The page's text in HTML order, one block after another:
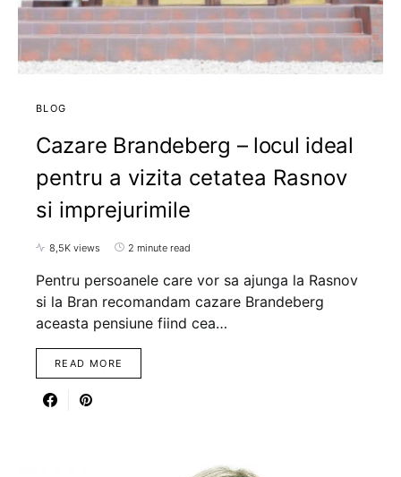
BLOG
Cazare Brandeberg – locul ideal
pentru a vizita cetatea Rasnov
si imprejurimile
8,5K views 2 minute read
Pentru persoanele care vor sa ajunga la Rasnov
si la Bran recomandam cazare Brandeberg
aceasta pensiune fiind cea…
READ MORE